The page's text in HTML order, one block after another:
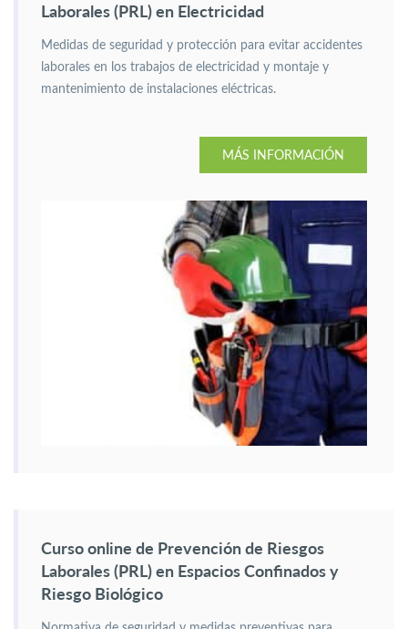
Laborales (PRL) en Electricidad
Medidas de seguridad y protección para evitar accidentes
laborales en los trabajos de electricidad y montaje y
mantenimiento de instalaciones eléctricas.
MÁS INFORMACIÓN
Curso online de Prevención de Riesgos
Laborales (PRL) en Espacios Confinados y
Riesgo Biológico